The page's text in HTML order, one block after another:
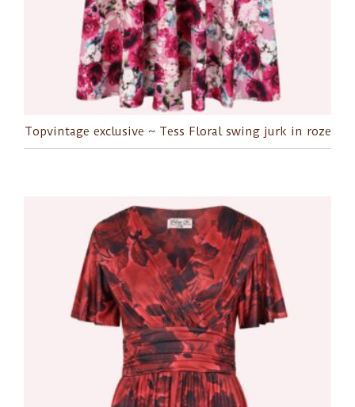
Topvintage exclusive ~ Tess Floral swing jurk in roze